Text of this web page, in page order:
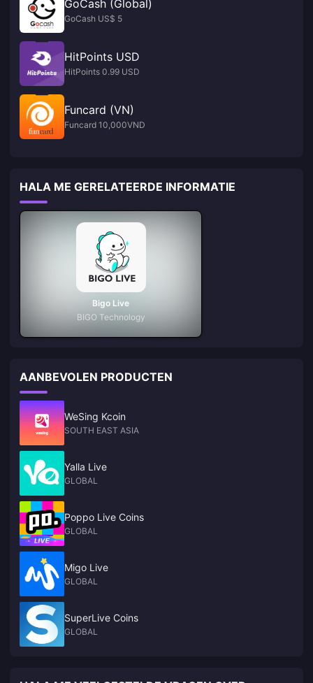
GoCash (Global)
GoCash US$ 5
HitPoints USD
HitPoints 0.99 USD
Funcard (VN)
Funcard 10,000VND
HALA ME GERELATEERDE INFORMATIE
Bigo Live
BIGO Technology
AANBEVOLEN PRODUCTEN
WeSing Kcoin
SOUTH EAST ASIA
Yalla Live
GLOBAL
Poppo Live Coins
GLOBAL
Migo Live
GLOBAL
SuperLive Coins
GLOBAL